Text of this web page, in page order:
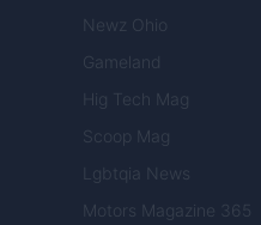
Newz Ohio
Gameland
Hig Tech Mag
Scoop Mag
Lgbtqia News
Motors Magazine 365